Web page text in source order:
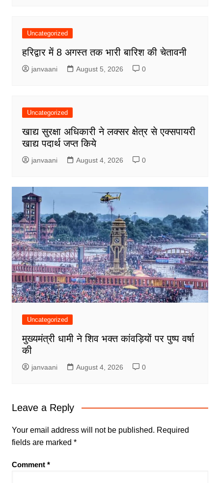
Uncategorized
हरिद्वार में 8 अगस्त तक भारी बारिश की चेतावनी
janvaani August 5, 2026 0
Uncategorized
खाद्य सुरक्षा अधिकारी ने लक्सर क्षेत्र से एक्सपायरी
खाद्य पदार्थ जप्त किये
janvaani August 4, 2026 0
Uncategorized
मुख्यमंत्री धामी ने शिव भक्त कांवड़ियों पर पुष्प वर्षा
की
janvaani August 4, 2026 0
Leave a Reply
Your email address will not be published. Required
fields are marked *
Comment *